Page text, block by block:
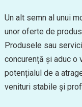
Un alt semn al unui
unor oferte de
Produsele sau
concurență și aduc o
potențialul de a
venituri stabile și